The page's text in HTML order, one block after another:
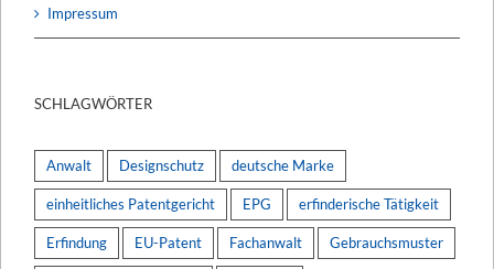
Impressum
SCHLAGWÖRTER
Anwalt Designschutz deutsche Marke
einheitliches Patentgericht EPG erfinderische Tätigkeit
Erfindung EU-Patent Fachanwalt Gebrauchsmuster